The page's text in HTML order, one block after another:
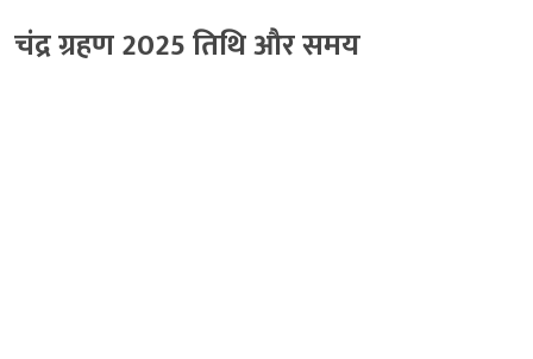
चंद्र ग्रहण 2025 तिथि और समय